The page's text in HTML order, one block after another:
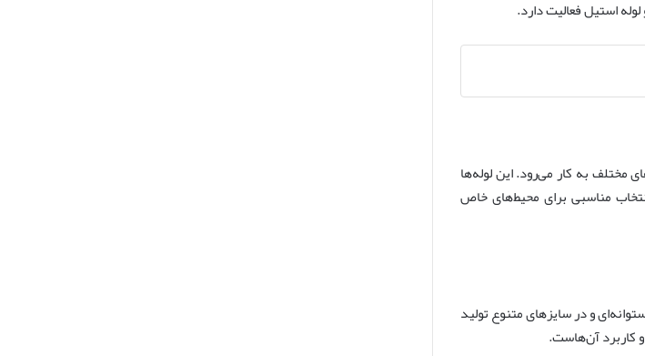
استیل فعالیت دارد.
مختلف به کار می‌رود. این لوله‌ها
مناسبی برای محیط‌های خاص
و در سایزهای متنوع تولید
کاربرد آن‌هاست.